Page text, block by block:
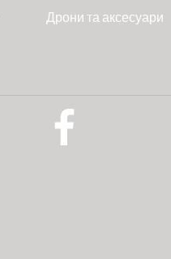
Дрони та аксесуари